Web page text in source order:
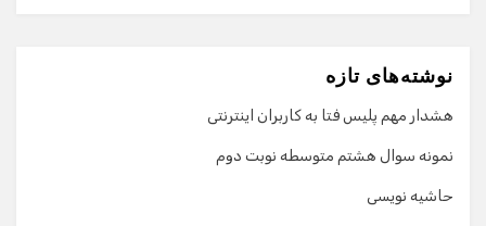
نوشته‌های تازه
هشدار مهم پلیس فتا به کاربران اینترنتی
نمونه سوال هشتم متوسطه نوبت دوم
حاشیه نویسی